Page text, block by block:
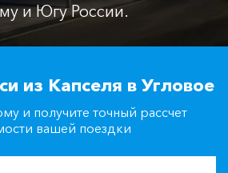
90-04
и Югу России.
из Капселя в Угловое
и получите точный рассчет
вашей поездки